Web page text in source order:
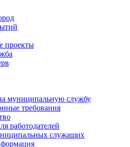
проекты
муниципальную службу
требования
работодателей
служащих